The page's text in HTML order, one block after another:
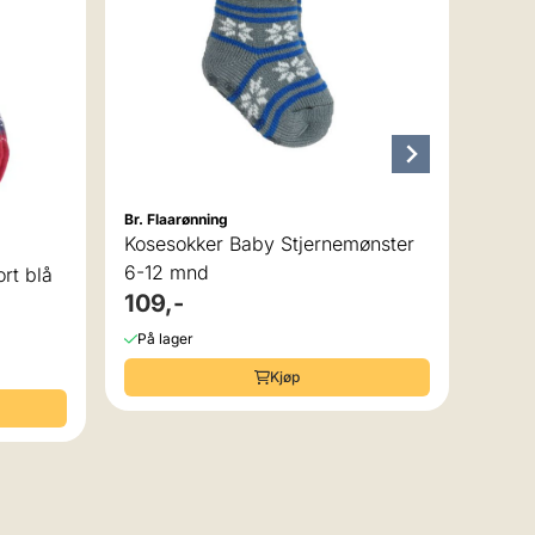
blå
Br. Flaarønning
Kosesokker Baby Stjernemønster
6-12 mnd
109,-
På lager
Kjøp